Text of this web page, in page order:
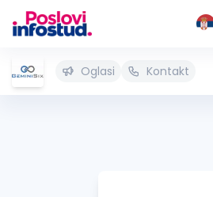
Oglasi Kontakt